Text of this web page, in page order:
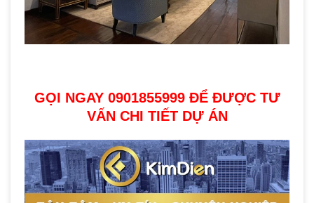
GỌI NGAY 0901855999 ĐỂ ĐƯỢC TƯ
VẤN CHI TIẾT DỰ ÁN